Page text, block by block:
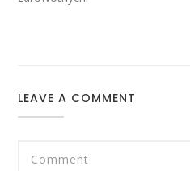
LEAVE A COMMENT